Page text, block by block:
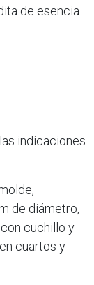
de esencia
indicaciones
de diámetro,
cuchillo y
cuartos y